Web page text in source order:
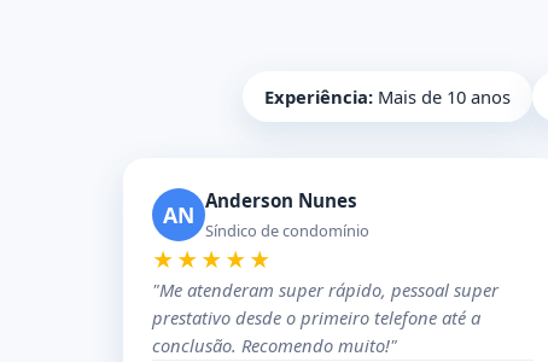
Experiência: Mais de 10 anos
AN Anderson Nunes
Síndico de condomínio
★★★★★
"Me atenderam super rápido, pessoal super
prestativo desde o primeiro telefone até a
conclusão. Recomendo muito!"